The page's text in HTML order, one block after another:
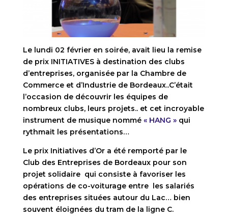
Le lundi 02 février en soirée, avait lieu la remise
de prix INITIATIVES à destination des clubs
d’entreprises, organisée par la Chambre de
Commerce et d’Industrie de Bordeaux..C’était
l’occasion de découvrir les équipes de
nombreux clubs, leurs projets.. et cet incroyable
instrument de musique nommé « HANG »qui
rythmait les présentations…
Le prix Initiatives d’Or a été remporté par le
Club des Entreprises de Bordeaux pour son
projet solidaire qui consiste à favoriser les
opérations de co-voiturage entre les salariés
des entreprises situées autour du Lac… bien
souvent éloignées du tram de la ligne C.